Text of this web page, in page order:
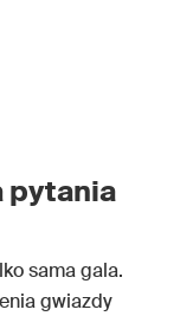
pytania
sama gala.
gwiazdy